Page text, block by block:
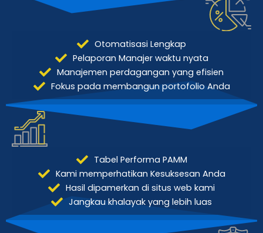
Otomatisasi Lengkap
Pelaporan Manajer waktu nyata
Manajemen perdagangan yang efisien
Fokus pada membangun portofolio Anda
Tabel Performa PAMM
Kami memperhatikan Kesuksesan Anda
Hasil dipamerkan di situs web kami
Jangkau khalayak yang lebih luas